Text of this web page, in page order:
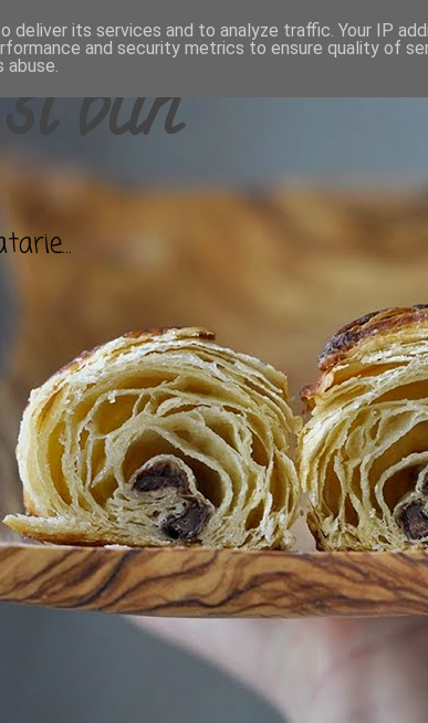
bun
deliver its services and to analyze traffic. Your IP
and security metrics to ensure quality of